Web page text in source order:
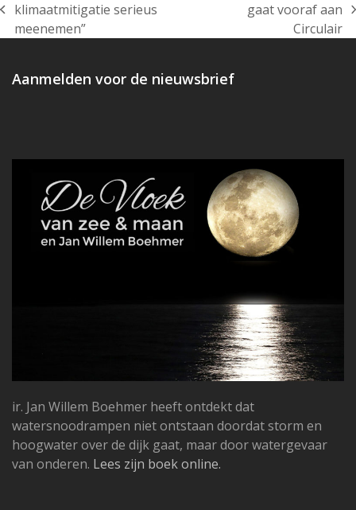
previous
post:
klimaatmitigatie serieus
meenemen”
post:
gaat vooraf aan
Circulair
Aanmelden voor de nieuwsbrief
ir. Jan Willem Boehmer heeft ontdekt dat
watersnoodrampen niet ontstaan doordat storm en
hoogwater over de dijk gaat, maar door watergevaar
van onderen. Lees zijn boek online.